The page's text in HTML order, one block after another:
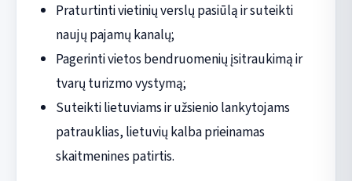
Praturtinti vietinių verslų pasiūlą ir suteikti
naujų pajamų kanalų;
Pagerinti vietos bendruomenių įsitraukimą ir
tvarų turizmo vystymą;
Suteikti lietuviams ir užsienio lankytojams
patrauklias, lietuvių kalba prieinamas
skaitmenines patirtis.